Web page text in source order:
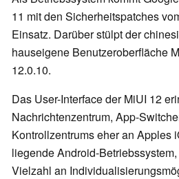
11 mit den Sicherheitspatches
Einsatz. Darüber stülpt der
hauseigene Benutzeroberfläche
12.0.10.
Das User-Interface der MiUI 12
Nachrichtenzentrum, App-
Kontrollzentrums eher an Apples
liegende Android-
Vielzahl an